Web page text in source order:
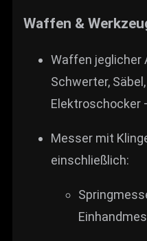
Waffen &
Waffen jeglicher
Schwerter,
Elektroschocker
Messer mit
einschließlich: